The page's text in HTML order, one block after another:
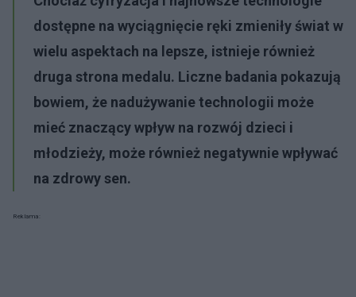
dostępne na wyciągnięcie ręki zmieniły świat w
wielu aspektach na lepsze, istnieje również
druga strona medalu. Liczne badania pokazują
bowiem, że nadużywanie technologii może
mieć znaczący wpływ na rozwój dzieci i
młodzieży, może również negatywnie wpływać
na zdrowy sen.
Reklama: